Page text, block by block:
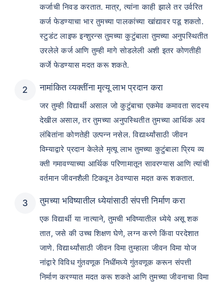
कर्जाची निवड करतात. मात्र, त्यांना काही झाले तर उर्वरित
कर्ज फेडण्याचा भार तुमच्या पालकांच्या खांद्यावर पडू शकतो.
स्टुडंट लाइफ इन्शुरन्स तुमच्या कुटुंबाला तुमच्या अनुपस्थितीत
उरलेले कर्ज आणि तुम्ही मागे सोडलेली अशी इतर कोणतीही
कर्जे फेडण्यास मदत करू शकते.
नामांकित व्यक्तींना मृत्यू लाभ प्रदान करा
जर तुम्ही विद्यार्थी असाल जो कुटुंबाचा एकमेव कमावता सदस्य
देखील असाल, तर तुमच्या अनुपस्थितीत तुमच्या आर्थिक अव
लंबितांना कोणतेही उत्पन्न नसेल. विद्यार्थ्यांसाठी जीवन
विम्याद्वारे प्रदान केलेले मृत्यू लाभ तुमच्या कुटुंबाला प्रिय व्य
क्ती गमावण्याच्या आर्थिक परिणामातून सावरण्यास आणि त्यांची
वर्तमान जीवनशैली टिकवून ठेवण्यास मदत करू शकतात.
तुमच्या भविष्यातील ध्येयांसाठी संपत्ती निर्माण करा
एक विद्यार्थी या नात्याने, तुमची भविष्यातील ध्येये असू शक
तात, जसे की उच्च शिक्षण घेणे, लग्न करणे किंवा परदेशात
जाणे. विद्यार्थ्यांसाठी जीवन विमा तुम्हाला जीवन विमा योज
नांद्वारे विविध गुंतवणूक निधींमध्ये गुंतवणूक करून संपत्ती
निर्माण करण्यात मदत करू शकते आणि तुमच्या जीवनाचा विमा